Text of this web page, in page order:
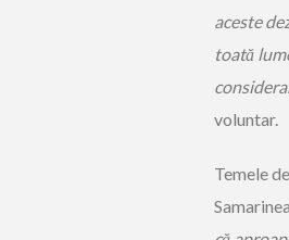
aceste
toată
voluntar.
Temele